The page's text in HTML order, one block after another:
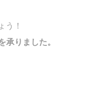
う！
りました。